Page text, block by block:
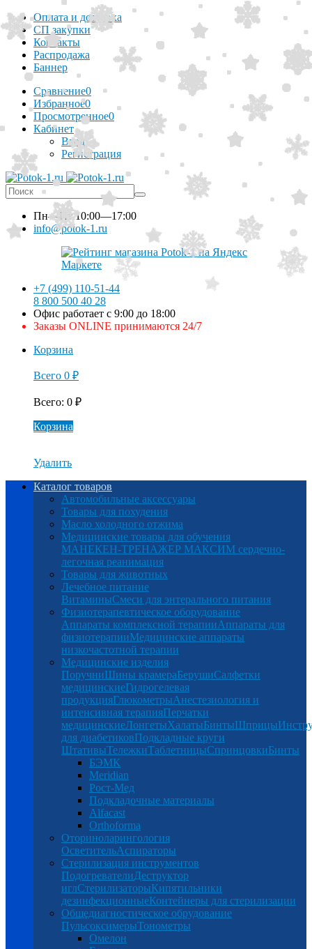
Оплата и доставка
СП закупки
Контакты
Распродажа
Баннер
Сравнение0
Избранное0
Просмотренное0
Кабинет
Вход
Регистрация
Пн—Пт10:00—17:00
info@potok-1.ru
+7 (499) 110-51-44
8 800 500 40 28
Офис работает с 9:00 до 18:00
Заказы ONLINE принимаются 24/7
Корзина
Всего 0 ₽
Всего: 0 ₽
Корзина
Удалить
Каталог товаров
Автомобильные аксессуары
Товары для похудения
Масло холодного отжима
Медицинские товары для обучения
МАНЕКЕН-ТРЕНАЖЕР МАКСИМ сердечно-
легочная реанимация
Товары для животных
Лечебное питание
ВитаминыСмеси для энтерального питания
Физиотерапевтическое оборудование
Аппараты комплексной терапииАппараты для
физиотерапииМедицинские аппараты
низкочастотной терапии
Медицинские изделия
ПоручниШины крамераБерушиСалфетки
медицинскиеГидрогелевая
продукцияГлюкометрыАнестезиология и
интенсивная терапияПерчатки
медицинскиеЛонгетыХалатыБинтыШприцы
для диабетиковПодкладные круги
ШтативыТележкиТаблетницыСпринцовкиБинты
БЭМК
Meridian
Рост-Мед
Подкладочные материалы
Alfacast
Orthoforma
Оториноларингология
ОсветительАспираторы
Стерилизация инструментов
ПодогревателиДеструктор
иглСтерилизаторыКипятильники
дезинфекционныеКонтейнеры для стерилизации
Общедиагностическое обрудование
ПульсоксимерыТонометры
Омелон